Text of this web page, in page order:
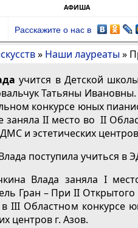
АФИША
Расскажите о нас в
» Наши лауреаты»
учится в Детской
Татьяны
конкурсе юных
заняла II место во II
и эстетических
поступила учиться
Влада заняла I
Гран – При II
III Областном конкурсе
центров г. Азов.